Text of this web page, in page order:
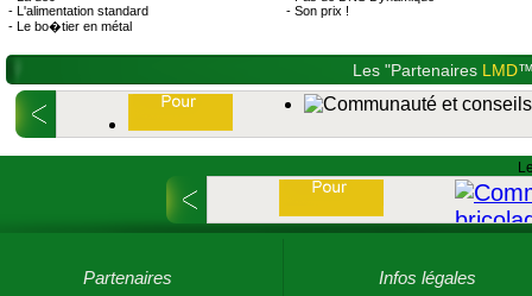
- L'alimentation standard
- Le bo�tier en métal
- Son prix !
Les "Partenaires LMD
Partenaires Infos légales